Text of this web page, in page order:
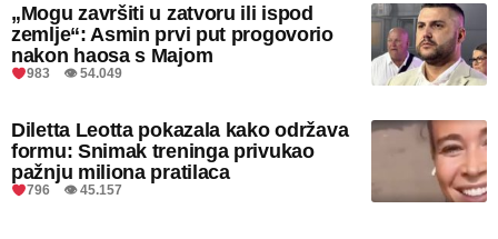
„Mogu završiti u zatvoru ili ispod
zemlje“: Asmin prvi put progovorio
nakon haosa s Majom
983 👁 54.049
Diletta Leotta pokazala kako održava
formu: Snimak treninga privukao
pažnju miliona pratilaca
796 👁 45.157